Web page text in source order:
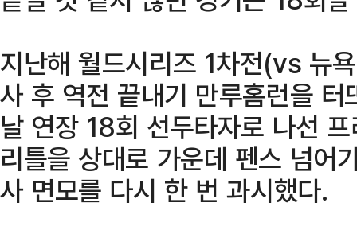
지난해 월드시리즈 1차전(vs 뉴
사 후 역전 끝내기 만루홈런을
날 연장 18회 선두타자로 나선
리틀을 상대로 가운데 펜스 넘어
사 면모를 다시 한 번 과시했다.